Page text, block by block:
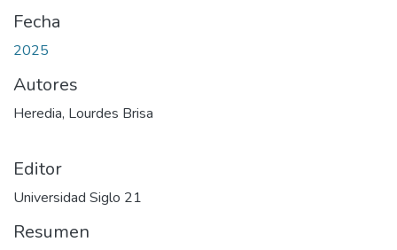
Fecha
2025
Autores
Heredia, Lourdes Brisa
Editor
Universidad Siglo 21
Resumen